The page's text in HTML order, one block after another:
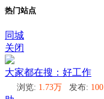
热门站点
同城
关闭
大家都在搜：好工作
浏览: 1.73万 发布: 100